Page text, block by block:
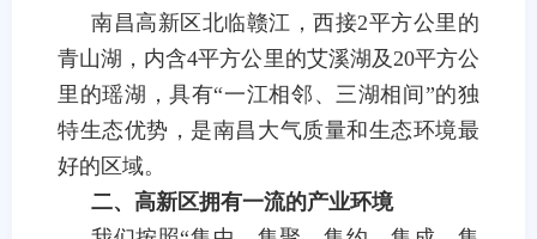
南昌高新区北临赣江，西接2平方公里的
青山湖，内含4平方公里的艾溪湖及20平方公
里的瑶湖，具有“一江相邻、三湖相间”的独
特生态优势，是南昌大气质量和生态环境最
好的区域。
二、 高新区拥有一流的产业环境